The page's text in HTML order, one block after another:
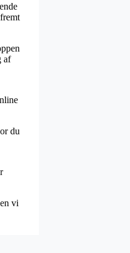
af
du
vi